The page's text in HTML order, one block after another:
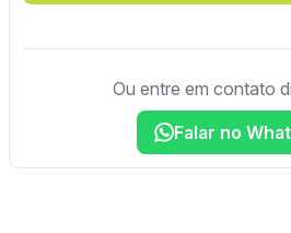
Ou entre em contato
Falar no